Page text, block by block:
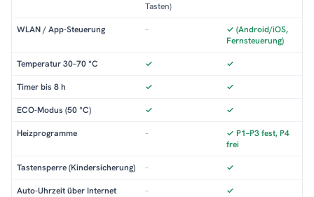
Tasten)
WLAN / App-Steuerung –
✓ (Android/iOS,
Fernsteuerung)
Temperatur 30–70 °C ✓ ✓
Timer bis 8 h ✓ ✓
ECO-Modus (50 °C) ✓ ✓
Heizprogramme –
✓ P1–P3 fest, P4
frei
Tastensperre (Kindersicherung) – ✓
Auto-Uhrzeit über Internet – ✓